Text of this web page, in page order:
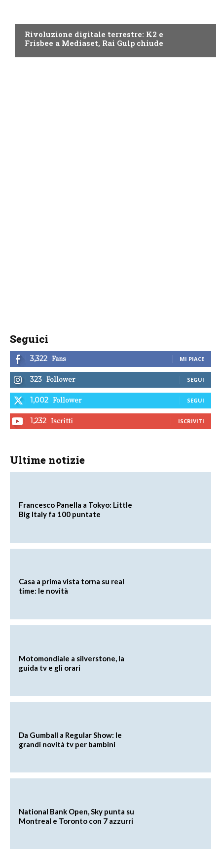
Rivoluzione digitale terrestre: K2 e
Frisbee a Mediaset, Rai Gulp chiude
Seguici
3,322 Fans MI PIACE
323 Follower SEGUI
1,002 Follower SEGUI
1,232 Iscritti ISCRIVITI
Ultime notizie
Francesco Panella a Tokyo: Little
Big Italy fa 100 puntate
Casa a prima vista torna su real
time: le novità
Motomondiale a silverstone, la
guida tv e gli orari
Da Gumball a Regular Show: le
grandi novità tv per bambini
National Bank Open, Sky punta su
Montreal e Toronto con 7 azzurri